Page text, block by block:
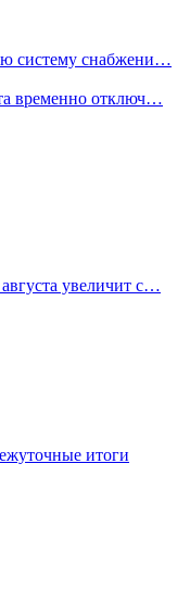
систему снабжени…
временно отключ…
увеличит с…
итоги